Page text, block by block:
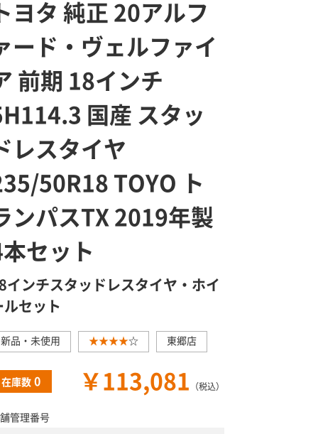
ヨタ 純正 20アルフ
ード・ヴェルファイ
前期 18インチ
国産 スタッ
レスタイヤ
50R18 TOYO ト
ンパスTX 2019年製
セット
インチスタッドレスタイヤ・ホイ
ルセット
新品・未使用 ★★★★☆ 東郷店
在庫数 0 ￥113,081 （税込）
管理番号